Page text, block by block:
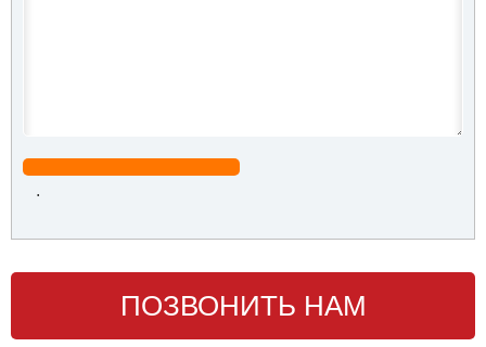
.
ПОЗВОНИТЬ НАМ